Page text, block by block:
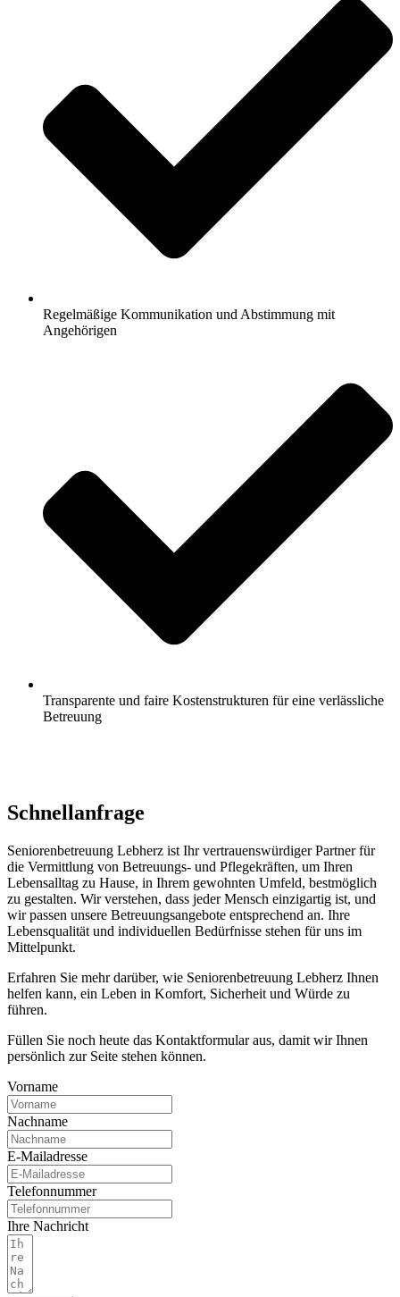
Regelmäßige Kommunikation und Abstimmung mit
Angehörigen
Transparente und faire Kostenstrukturen für eine verlässliche
Betreuung
Schnell­anfrage
Seniorenbetreuung Lebherz ist Ihr vertrauenswürdiger Partner für
die Vermittlung von Betreuungs- und Pflegekräften, um Ihren
Lebensalltag zu Hause, in Ihrem gewohnten Umfeld, bestmöglich
zu gestalten. Wir verstehen, dass jeder Mensch einzigartig ist, und
wir passen unsere Betreuungsangebote entsprechend an. Ihre
Lebensqualität und individuellen Bedürfnisse stehen für uns im
Mittelpunkt.
Erfahren Sie mehr darüber, wie Seniorenbetreuung Lebherz Ihnen
helfen kann, ein Leben in Komfort, Sicherheit und Würde zu
führen.
Füllen Sie noch heute das Kontaktformular aus, damit wir Ihnen
persönlich zur Seite stehen können.
Vorname
Nachname
E-Mailadresse
Telefonnummer
Ihre Nachricht